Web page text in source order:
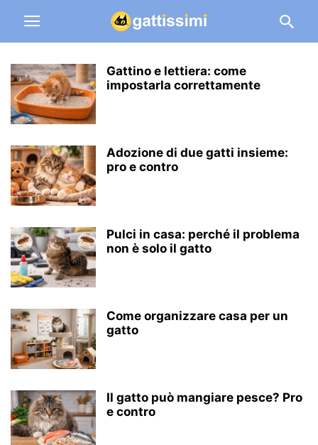
Gattino e lettiera: come
impostarla correttamente
Adozione di due gatti insieme:
pro e contro
Pulci in casa: perché il problema
non è solo il gatto
Come organizzare casa per un
gatto
Il gatto può mangiare pesce? Pro
e contro